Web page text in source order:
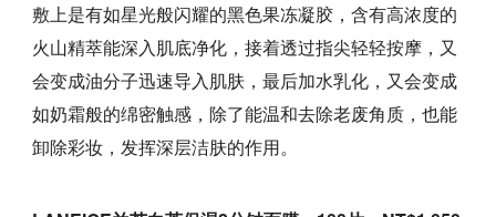
敷上是有如星光般闪耀的黑色果冻凝胶，含有高浓度的
火山精萃能深入肌底净化，接着透过指尖轻轻按摩，又
会变成油分子迅速导入肌肤，最后加水乳化，又会变成
如奶霜般的绵密触感，除了能温和去除老废角质，也能
卸除彩妆，发挥深层洁肤的作用。